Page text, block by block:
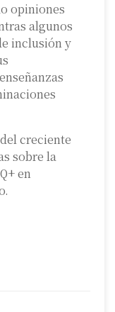
opiniones
algunos
inclusión y
creciente
sobre la
en